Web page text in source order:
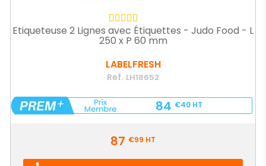
Etiqueteuse 2 Lignes avec Étiquettes - Judo Food - L
250 x P 60 mm
LABELFRESH
Ref. LH18652
84 €40HT
87 €99 HT